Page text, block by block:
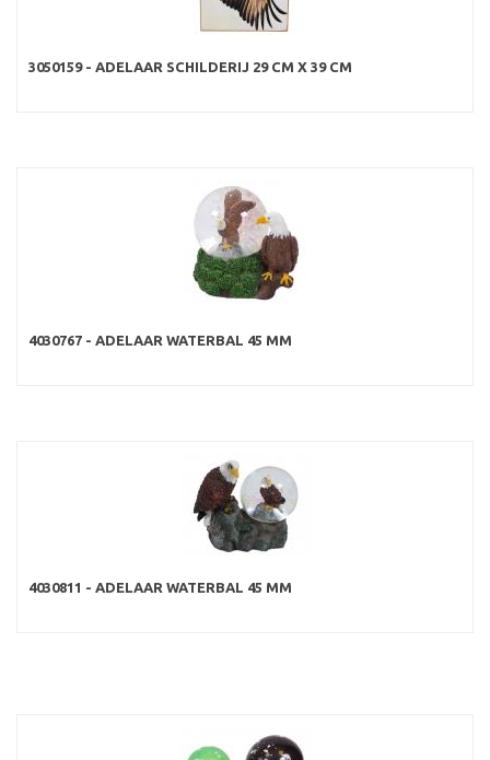
3050159 - ADELAAR SCHILDERIJ 29 CM X 39 CM
4030767 - ADELAAR WATERBAL 45 MM
4030811 - ADELAAR WATERBAL 45 MM